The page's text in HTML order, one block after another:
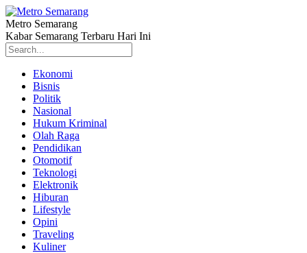
Metro Semarang
Kabar Semarang Terbaru Hari Ini
Ekonomi
Bisnis
Politik
Nasional
Hukum Kriminal
Olah Raga
Pendidikan
Otomotif
Teknologi
Elektronik
Hiburan
Lifestyle
Opini
Traveling
Kuliner